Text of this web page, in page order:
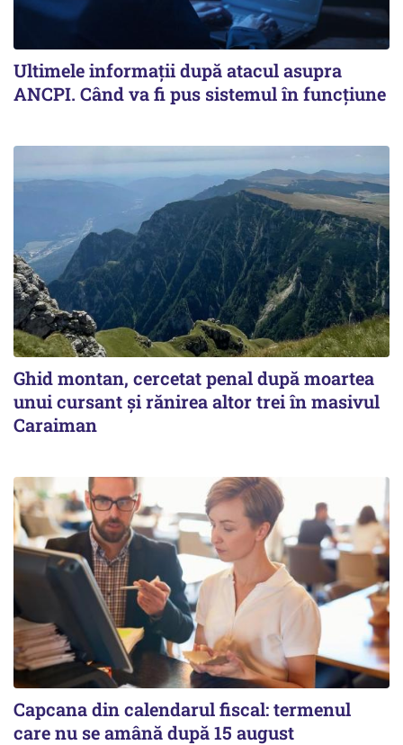
Ultimele informații după atacul asupra
ANCPI. Când va fi pus sistemul în funcțiune
Ghid montan, cercetat penal după moartea
unui cursant și rănirea altor trei în masivul
Caraiman
Capcana din calendarul fiscal: termenul
care nu se amână după 15 august